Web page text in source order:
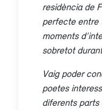
residència de
perfecte entre
moments
sobretot
Vaig poder
poetes
diferents parts